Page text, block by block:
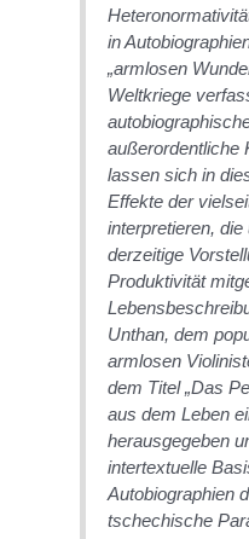
in
„armlosen
Weltkriege
außerordentliche
lassen sich in
Effekte der
interpretieren,
derzeitige
Produktivität
Unthan, dem
armlosen
dem Titel „Das
aus dem Leben
herausgegeben
intertextuelle
Autobiographien
tschechische